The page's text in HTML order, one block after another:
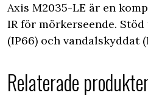
Axis M2035-LE är en
IR för mörkerseende.
(IP66) och vandalskyddat
Relaterade produkter